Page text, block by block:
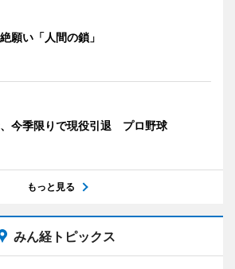
願い「人間の鎖」
今季限りで現役引退 プロ野球
もっと見る
みん経トピックス